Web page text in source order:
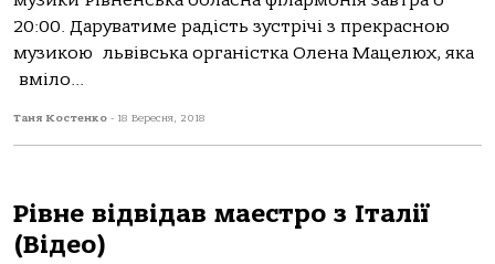
20:00. Даруватиме радість зустрічі з прекрасною
музикою львівська органістка Олена Мацелюх, яка
вміло...
Таня Костенко - 18 Вересня, 2018
Рівне відвідав маестро з Італії
(Відео)